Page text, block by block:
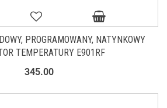
PROGRAMOWANY, NATYNKOWY
TEMPERATURY E901RF
345.00